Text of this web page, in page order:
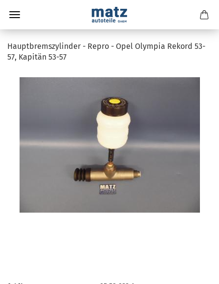
Hauptbremszylinder - Repro - Opel Olympia Rekord 53-
57, Kapitän 53-57